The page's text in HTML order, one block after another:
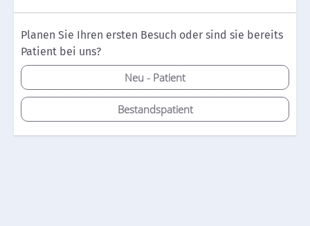
Planen Sie Ihren ersten Besuch oder sind sie bereits
Patient bei uns?
Neu - Patient
Bestandspatient